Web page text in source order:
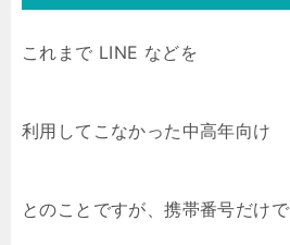
これまで LINE などを
利用してこなかった中高年向け
とのことですが、携帯番号だけで